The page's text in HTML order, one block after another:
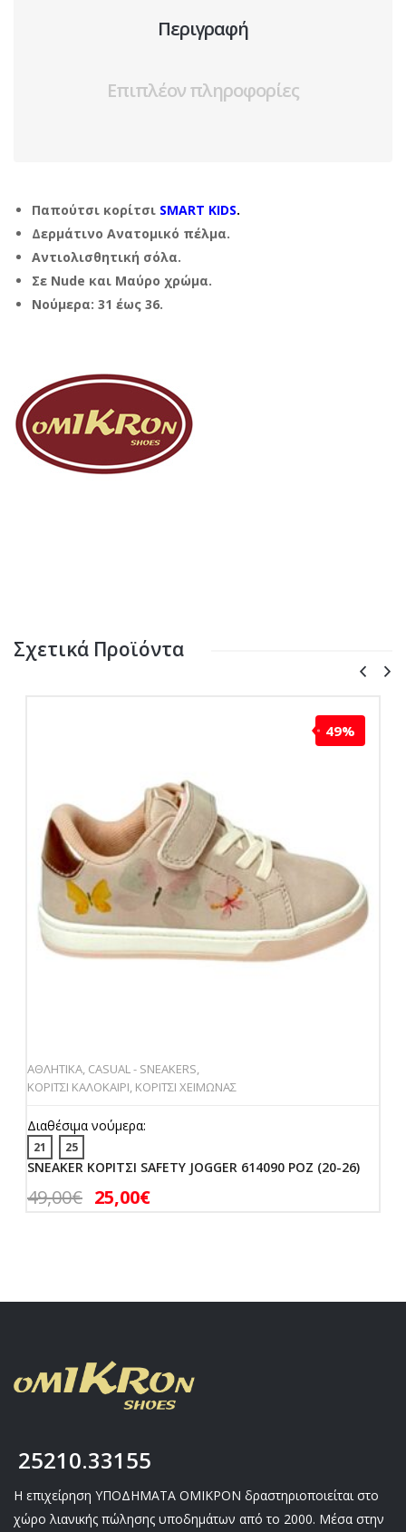
Περιγραφή
Επιπλέον πληροφορίες
Παπούτσι κορίτσι SMART KIDS.
Δερμάτινο Ανατομικό πέλμα.
Αντιολισθητική σόλα.
Σε Nude και Μαύρο χρώμα.
Νούμερα: 31 έως 36.
Σχετικά Προϊόντα
49%
ΑΘΛΗΤΙΚΑ, CASUAL - SNEAKERS,
ΚΟΡΙΤΣΙ ΚΑΛΟΚΑΙΡΙ, ΚΟΡΙΤΣΙ ΧΕΙΜΩΝΑΣ
Διαθέσιμα νούμερα:
21 25
SNEAKER ΚΟΡΙΤΣΙ SAFETY JOGGER 614090 ΡΟΖ (20-26)
49,00€ 25,00€
25210.33155
Η επιχείρηση ΥΠΟΔΗΜΑΤΑ ΟΜΙΚΡΟΝ δραστηριοποιείται στο
χώρο λιανικής πώλησης υποδημάτων από το 2000. Μέσα στην